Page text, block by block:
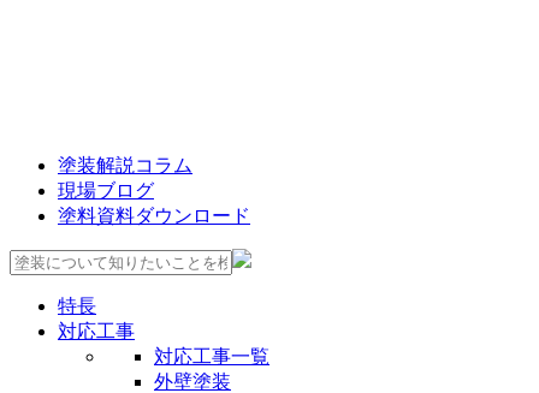
塗装解説コラム
現場ブログ
塗料資料ダウンロード
特長
対応工事
対応工事一覧
外壁塗装